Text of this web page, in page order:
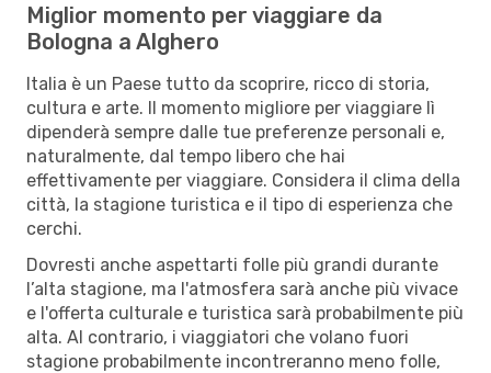
Miglior momento per viaggiare da
Bologna a Alghero
Italia è un Paese tutto da scoprire, ricco di storia,
cultura e arte. Il momento migliore per viaggiare lì
dipenderà sempre dalle tue preferenze personali e,
naturalmente, dal tempo libero che hai
effettivamente per viaggiare. Considera il clima della
città, la stagione turistica e il tipo di esperienza che
cerchi.
Dovresti anche aspettarti folle più grandi durante
l’alta stagione, ma l'atmosfera sarà anche più vivace
e l'offerta culturale e turistica sarà probabilmente più
alta. Al contrario, i viaggiatori che volano fuori
stagione probabilmente incontreranno meno folle,